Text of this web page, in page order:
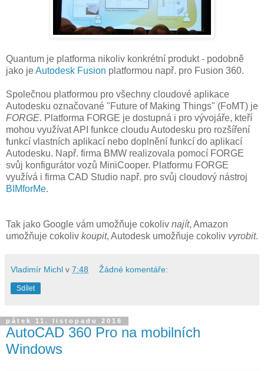
Quantum je platforma nikoliv konkrétní produkt - podobně
jako jeAutodesk Fusion platformou např. pro Fusion 360.
Společnou platformou pro všechny cloudové aplikace
Autodesku označované "Future of Making Things" (FoMT) je
FORGE. Platforma FORGE je dostupná i pro vývojáře, kteří
mohou využívat API funkce cloudu Autodesku pro rozšíření
funkcí vlastních aplikací nebo doplnění funkcí do aplikací
Autodesku. Např. firma BMW realizovala pomocí FORGE
svůj konfigurátor vozů MiniCooper. Platformu FORGE
využívá i firma CAD Studio např. pro svůj cloudový nástroj
BIMforMe.
Tak jako Google vám umožňuje cokoliv najít, Amazon
umožňuje cokoliv koupit, Autodesk umožňuje cokoliv vyrobit.
Vladimír Michl v 7:48 Žádné komentáře:
Sdílet
pátek 11. listopadu 2016
AutoCAD 360 Pro na mobilních
Windows